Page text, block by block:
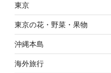
東京
東京の花・野菜・果物
沖縄本島
海外旅行